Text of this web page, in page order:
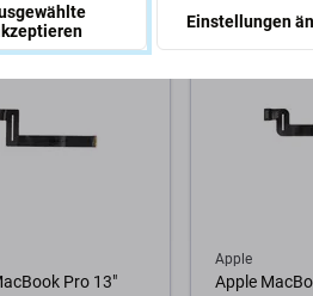
Warenkorb Zum
Pro 13"
Apple
Apple
Einstellungen